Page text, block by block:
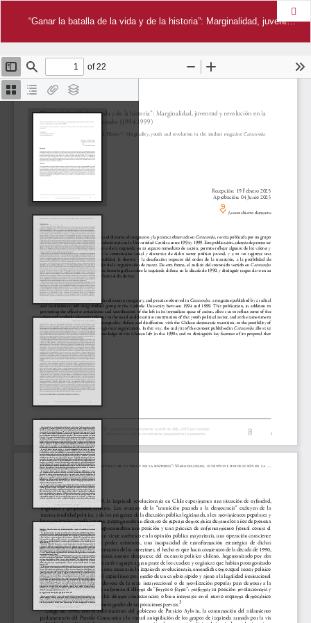
“Ganar la batalla de la vida y de la historia”: Marginalidad, juventud y revolución en la revista estudiantil Catacumba (1994-1999)